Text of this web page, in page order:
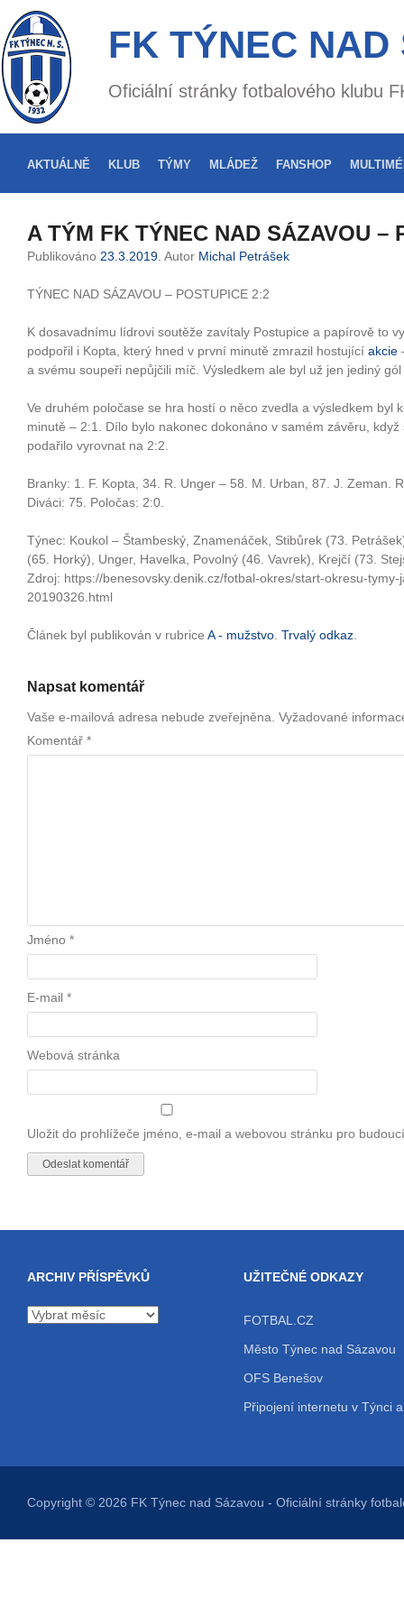
FK TÝNEC NAD
Oficiální stránky fotbalového klubu
AKTUÁLNĚ KLUB TÝMY MLÁDEŽ FANSHOP
A TÝM FK TÝNEC NAD SÁZAVOU –
Publikováno 23.3.2019 . Autor Michal Petrášek
TÝNEC NAD SÁZAVOU – POSTUPICE 2:2
K dosavadnímu lídrovi soutěže zavítaly Postupice a papírově to
podpořil i Kopta, který hned v první minutě zmrazil hostující akcie
a svému soupeři nepůjčili míč. Výsledkem ale byl už jen jediný
Ve druhém poločase se hra hostí o něco zvedla a výsledkem byl
minutě – 2:1. Dílo bylo nakonec dokonáno v samém závěru,
podařilo vyrovnat na 2:2.
Branky: 1. F. Kopta, 34. R. Unger – 58. M. Urban, 87. J. Zeman.
Diváci: 75. Poločas: 2:0.
Týnec: Koukol – Štambeský, Znamenáček, Stibůrek (73.
(65. Horký), Unger, Havelka, Povolný (46. Vavrek), Krejčí (73.
Zdroj: https://benesovsky.denik.cz/fotbal-okres/start-okresu-
20190326.html
Článek byl publikován v rubrice A - mužstvo Trvalý odkaz
Napsat komentář
Vaše e-mailová adresa nebude zveřejněna. Vyžadované
Komentář *
Jméno *
E-mail *
Webová stránka
Uložit do prohlížeče jméno, e-mail a webovou stránku pro
ARCHIV PŘÍSPĚVKŮ
Archiv
UŽITEČNÉ ODKAZY
FOTBAL.CZ
Město Týnec nad Sázavou
OFS Benešov
Připojení internetu v Týnci
Copyright © 2026 FK Týnec nad Sázavou - Oficiální stránky